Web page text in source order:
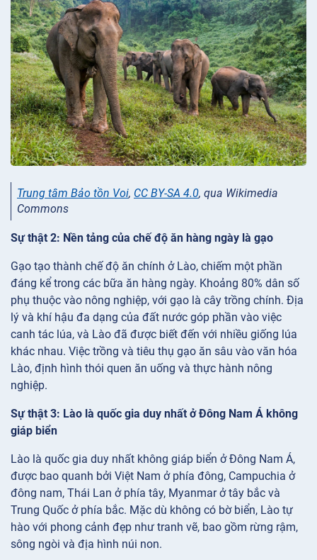
Trung tâm Bảo tồn Voi, CC BY-SA 4.0, qua Wikimedia
Commons
Sự thật 2: Nền tảng của chế độ ăn hàng ngày là gạo
Gạo tạo thành chế độ ăn chính ở Lào, chiếm một phần
đáng kể trong các bữa ăn hàng ngày. Khoảng 80% dân số
phụ thuộc vào nông nghiệp, với gạo là cây trồng chính. Địa
lý và khí hậu đa dạng của đất nước góp phần vào việc
canh tác lúa, và Lào đã được biết đến với nhiều giống lúa
khác nhau. Việc trồng và tiêu thụ gạo ăn sâu vào văn hóa
Lào, định hình thói quen ăn uống và thực hành nông
nghiệp.
Sự thật 3: Lào là quốc gia duy nhất ở Đông Nam Á không
giáp biển
Lào là quốc gia duy nhất không giáp biển ở Đông Nam Á,
được bao quanh bởi Việt Nam ở phía đông, Campuchia ở
đông nam, Thái Lan ở phía tây, Myanmar ở tây bắc và
Trung Quốc ở phía bắc. Mặc dù không có bờ biển, Lào tự
hào với phong cảnh đẹp như tranh vẽ, bao gồm rừng rậm,
sông ngòi và địa hình núi non.